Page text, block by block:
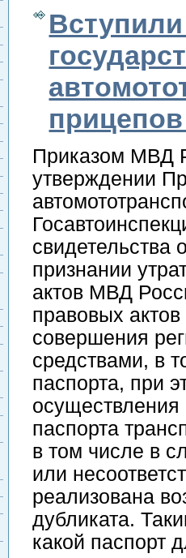
Приказом МВД
утверждении
свидетельства
признании
актов МВД
правовых
совершения
средствами, в
паспорта, при
осуществления
паспорта
в том числе в
или
реализована
дубликата.
какой паспорт